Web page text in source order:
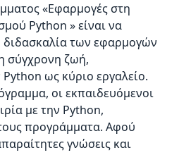
«Εφαρμογές στη
Python » είναι να
των εφαρμογών
σύγχρονη ζωή,
ως κύριο εργαλείο.
οι εκπαιδευόμενοι
με την Python,
προγράμματα. Αφού
γνώσεις και